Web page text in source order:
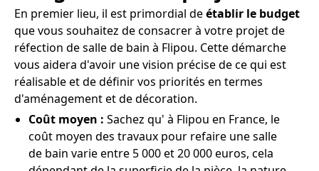
En premier lieu, il est primordial deétablir le budget
que vous souhaitez de consacrer à votre projet de
réfection de salle de bain à Flipou. Cette démarche
vous aidera d'avoir une vision précise de ce qui est
réalisable et de définir vos priorités en termes
d'aménagement et de décoration.
Coût moyen : Sachez qu' à Flipou en France, le
coût moyen des travaux pour refaire une salle
de bain varie entre 5 000 et 20 000 euros, cela